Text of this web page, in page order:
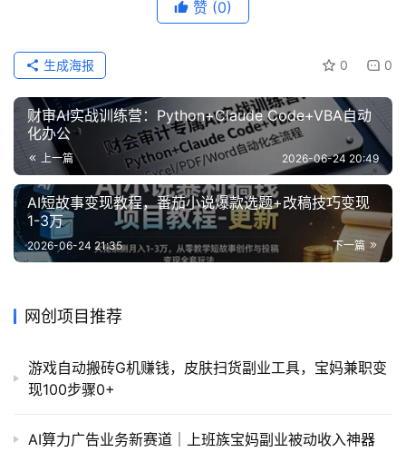
赞 (0)
0 0
生成海报
财审AI实战训练营：Python+Claude Code+VBA自动
化办公
上一篇 2026-06-24 20:49
AI短故事变现教程，番茄小说爆款选题+改稿技巧变现
1-3万
下一篇
2026-06-24 21:35
网创项目推荐
游戏自动搬砖G机赚钱，皮肤扫货副业工具，宝妈兼职变
现100步骤0+
AI算力广告业务新赛道｜上班族宝妈副业被动收入神器